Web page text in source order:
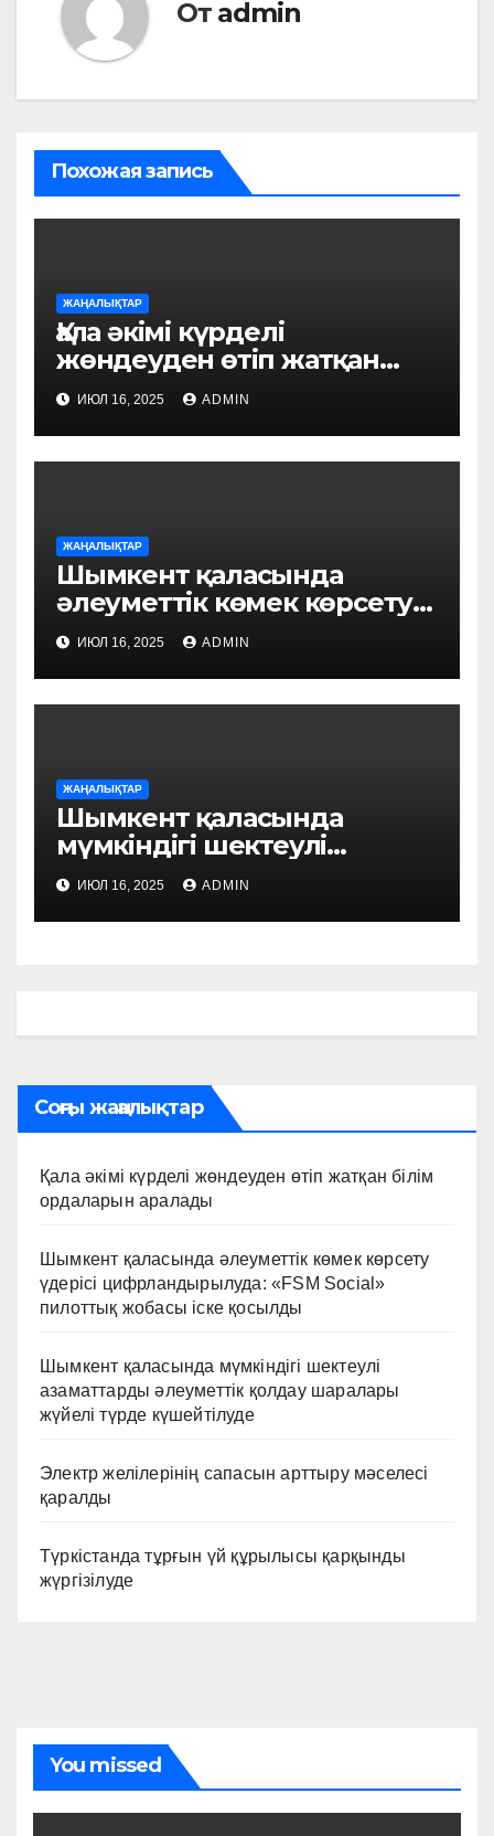
От admin
Похожая запись
ЖАҢАЛЫҚТАР
Қала әкімі күрделі
жөндеуден өтіп жатқан
білім ордаларын аралады
ИЮЛ 16, 2025 ADMIN
ЖАҢАЛЫҚТАР
Шымкент қаласында
әлеуметтік көмек көрсету
үдерісі цифрландырылуда:
«FSM Social» пилоттық
жобасы іске қосылды
ИЮЛ 16, 2025 ADMIN
ЖАҢАЛЫҚТАР
Шымкент қаласында
мүмкіндігі шектеулі
азаматтарды әлеуметтік
қолдау шаралары жүйелі
түрде күшейтілуде
ИЮЛ 16, 2025 ADMIN
Соңғы жаңалықтар
Қала әкімі күрделі жөндеуден өтіп жатқан білім
ордаларын аралады
Шымкент қаласында әлеуметтік көмек көрсету
үдерісі цифрландырылуда: «FSM Social»
пилоттық жобасы іске қосылды
Шымкент қаласында мүмкіндігі шектеулі
азаматтарды әлеуметтік қолдау шаралары
жүйелі түрде күшейтілуде
Электр желілерінің сапасын арттыру мәселесі
қаралды
Түркістанда тұрғын үй құрылысы қарқынды
жүргізілуде
You missed